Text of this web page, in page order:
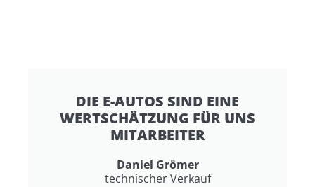
DIE E-AUTOS SIND EINE
WERTSCHÄTZUNG FÜR UNS
MITARBEITER
Daniel Grömer
technischer Verkauf